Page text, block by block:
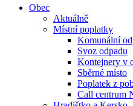
Obec
Aktuálně
Místní poplatky
Komunální
Svoz odpadu
Kontejnery v
Sběrné místo
Poplatek z
Call centrum